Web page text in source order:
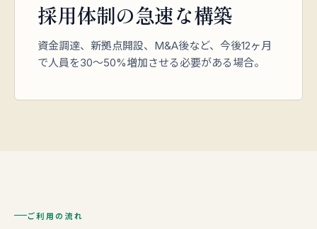
採用体制の急速な構築
資金調達、新拠点開設、M&A後など、今後12ヶ月
で人員を30〜50%増加させる必要がある場合。
ご利用の流れ